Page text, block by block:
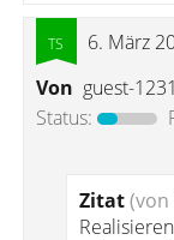
6. März
Von guest-
Status:
Zitat(von